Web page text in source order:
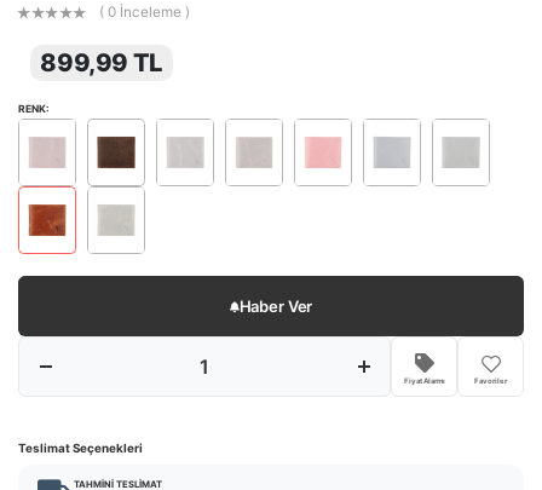
( 0 İnceleme )
899,99 TL
RENK:
Haber Ver
Fiyat Alarmı Favoriler
Teslimat Seçenekleri
TAHMINI TESLIMAT